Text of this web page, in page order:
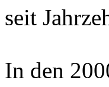
seit
In den